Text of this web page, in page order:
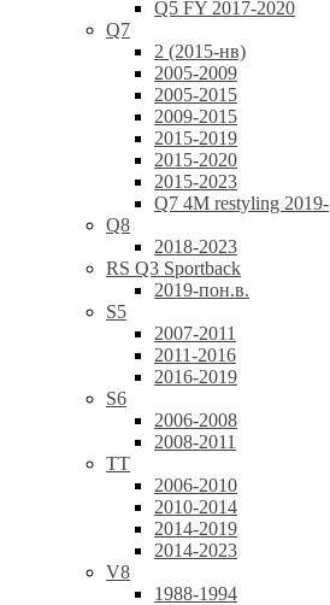
Q5 FY 2017-2020
Q7
2 (2015-нв)
2005-2009
2005-2015
2009-2015
2015-2019
2015-2020
2015-2023
Q7 4M restyling 2019-
Q8
2018-2023
RS Q3 Sportback
2019-пон.в.
S5
2007-2011
2011-2016
2016-2019
S6
2006-2008
2008-2011
TT
2006-2010
2010-2014
2014-2019
2014-2023
V8
1988-1994